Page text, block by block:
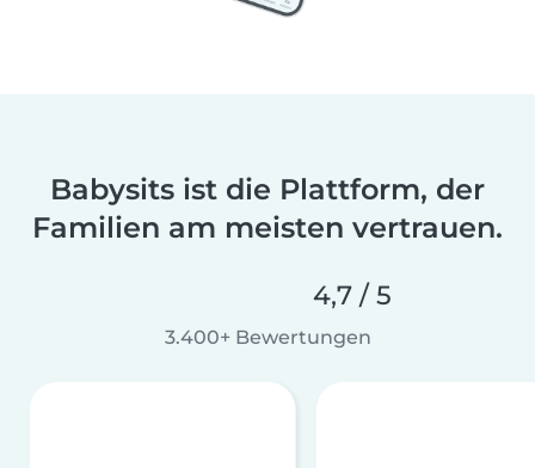
Babysits ist die Plattform, der
Familien am meisten vertrauen.
4,7 / 5
3.400+ Bewertungen